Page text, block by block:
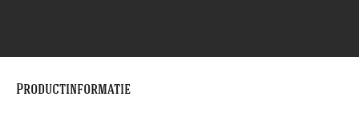
Productinformatie